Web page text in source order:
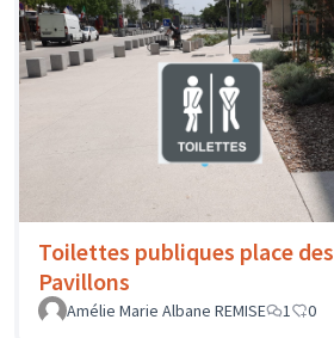
Toilettes publiques place des
Pavillons
Amélie Marie Albane REMISE
1 0